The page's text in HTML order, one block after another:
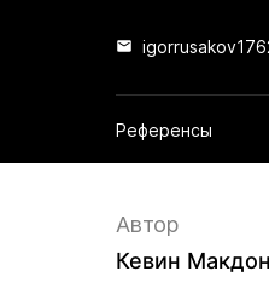
Референсы
Автор
Кевин